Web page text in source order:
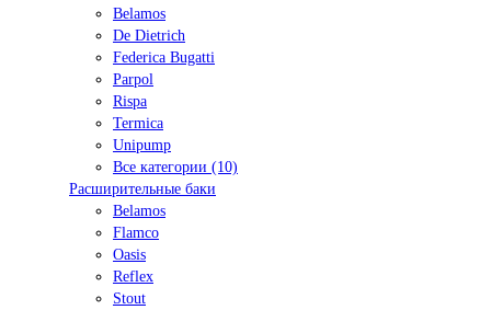
Belamos
De Dietrich
Federica Bugatti
Parpol
Rispa
Termica
Unipump
Все категории (10)
Расширительные баки
Belamos
Flamco
Oasis
Reflex
Stout